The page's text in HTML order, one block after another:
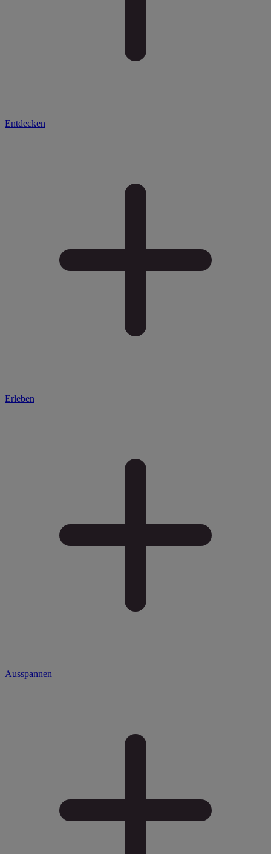
Entdecken
Erleben
Ausspannen